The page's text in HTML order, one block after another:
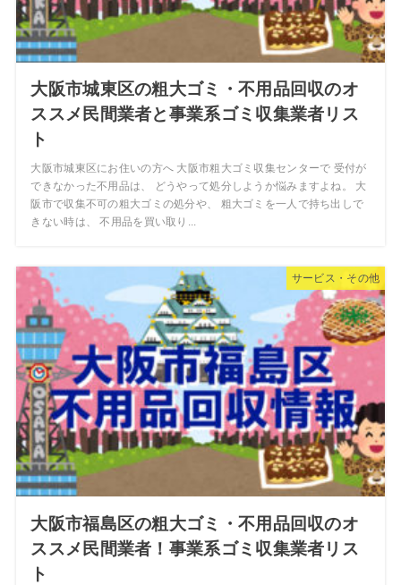
大阪市城東区の粗大ゴミ・不用品回収のオ
ススメ民間業者と事業系ゴミ収集業者リス
ト
大阪市城東区にお住いの方へ 大阪市粗大ゴミ収集センターで 受付が
できなかった不用品は、 どうやって処分しようか悩みますよね。 大
阪市で収集不可の粗大ゴミの処分や、 粗大ゴミを一人で持ち出しで
きない時は、 不用品を買い取り...
サービス・その他
大阪市福島区の粗大ゴミ・不用品回収のオ
ススメ民間業者！事業系ゴミ収集業者リス
ト